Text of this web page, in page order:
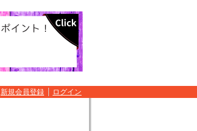
新規会員登録 ログイン